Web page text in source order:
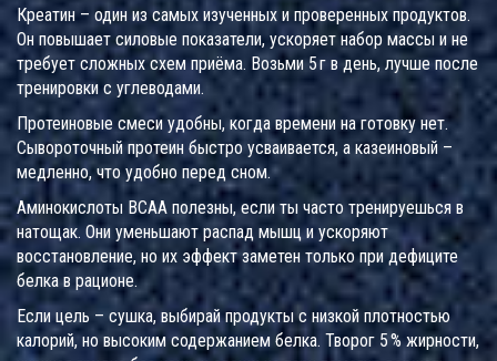
Креатин – один из самых изученных и проверенных продуктов.
Он повышает силовые показатели, ускоряет набор массы и не
требует сложных схем приёма. Возьми 5 г в день, лучше после
тренировки с углеводами.
Протеиновые смеси удобны, когда времени на готовку нет.
Сывороточный протеин быстро усваивается, а казеиновый –
медленно, что удобно перед сном.
Аминокислоты BCAA полезны, если ты часто тренируешься в
натощак. Они уменьшают распад мышц и ускоряют
восстановление, но их эффект заметен только при дефиците
белка в рационе.
Если цель – сушка, выбирай продукты с низкой плотностью
калорий, но высоким содержанием белка. Творог 5 % жирности,